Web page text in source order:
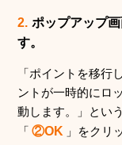
2. ポップアップ
す。
「ポイントを移行
ントが一時的にロ
動します。」とい
「 ②OK 」をクリ